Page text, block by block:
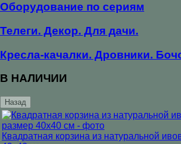
Оборудование по сериям
Телеги. Декор. Для дачи.
Кресла-качалки. Дровники.
В НАЛИЧИИ
Назад
Квадратная корзина из натуральной